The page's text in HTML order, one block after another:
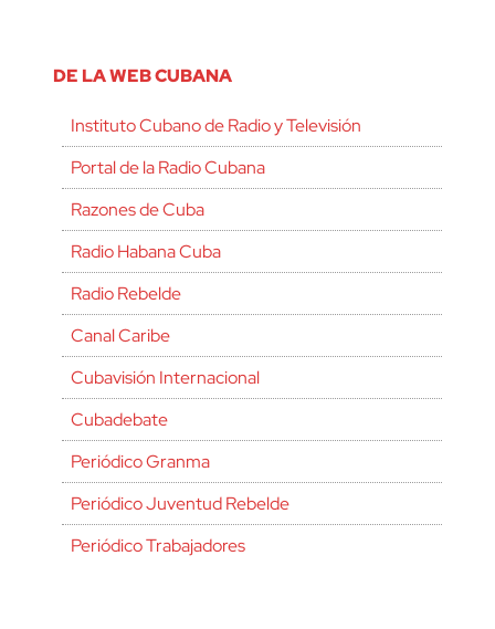
DE LA WEB CUBANA
Instituto Cubano de Radio y Televisión
Portal de la Radio Cubana
Razones de Cuba
Radio Habana Cuba
Radio Rebelde
Canal Caribe
Cubavisión Internacional
Cubadebate
Periódico Granma
Periódico Juventud Rebelde
Periódico Trabajadores